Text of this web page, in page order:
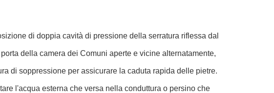
di doppia cavità di pressione della serratura riflessa dal
della camera dei Comuni aperte e vicine alternatamente,
di soppressione per assicurare la caduta rapida delle pietre.
l'acqua esterna che versa nella conduttura o persino che